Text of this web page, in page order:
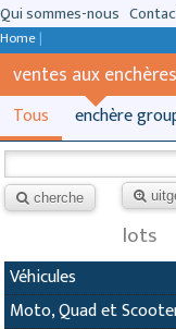
Qui sommes-nous
Home|
ventes aux enchères
Tous enchère
cherche
lots
Véhicules
Moto, Quad et